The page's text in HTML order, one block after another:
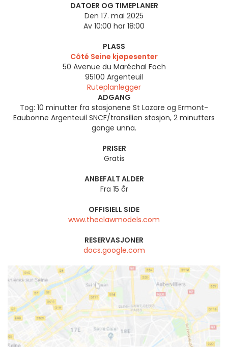
DATOER OG TIMEPLANER
Den 17. mai 2025
Av 10:00 har 18:00
PLASS
Côté Seine kjøpesenter
50 Avenue du Maréchal Foch
95100 Argenteuil
Ruteplanlegger
ADGANG
Tog: 10 minutter fra stasjonene St Lazare og Ermont-
Eaubonne Argenteuil SNCF/transilien stasjon, 2 minutters
gange unna.
PRISER
Gratis
ANBEFALT ALDER
Fra 15 år
OFFISIELL SIDE
www.theclawmodels.com
RESERVASJONER
docs.google.com